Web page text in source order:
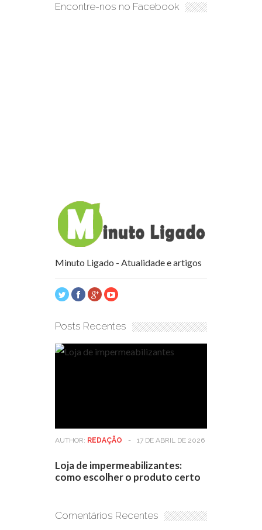
Encontre-nos no Facebook
Minuto Ligado - Atualidade e artigos
Posts Recentes
AUTHOR: REDAÇÃO - 17 DE ABRIL DE 2026
Loja de impermeabilizantes:
como escolher o produto certo
Comentários Recentes